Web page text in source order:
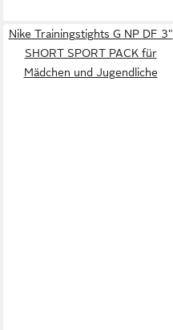
Nike Trainingstights G NP DF 3"
SHORT SPORT PACK für
Mädchen und Jugendliche